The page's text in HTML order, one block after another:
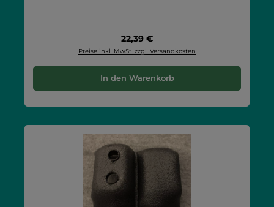
Regulärer Preis:
22,39 €
Preise inkl. MwSt. zzgl. Versandkosten
In den Warenkorb